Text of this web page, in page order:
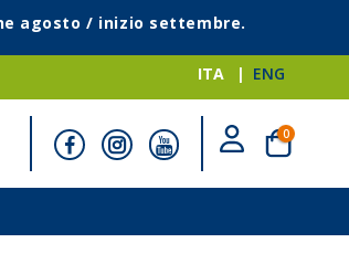
agosto / inizio settembre.
ITA ENG
Cart
0elementi